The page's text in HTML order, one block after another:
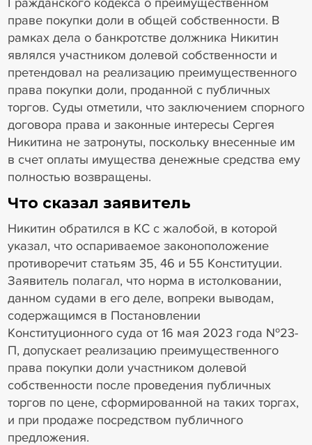
праве покупки доли в общей собственности. В
рамках дела о банкротстве должника Никитин
являлся участником долевой собственности и
претендовал на реализацию преимущественного
права покупки доли, проданной с публичных
торгов. Суды отметили, что заключением спорного
договора права и законные интересы Сергея
Никитина не затронуты, поскольку внесенные им
в счет оплаты имущества денежные средства ему
полностью возвращены.
Что сказал заявитель
Никитин обратился в КС с жалобой, в которой
указал, что оспариваемое законоположение
противоречит статьям 35, 46 и 55 Конституции.
Заявитель полагал, что норма в истолковании,
данном судами в его деле, вопреки выводам,
содержащимся в Постановлении
Конституционного суда от 16 мая 2023 года №23-
П, допускает реализацию преимущественного
права покупки доли участником долевой
собственности после проведения публичных
торгов по цене, сформированной на таких торгах,
и при продаже посредством публичного
предложения.